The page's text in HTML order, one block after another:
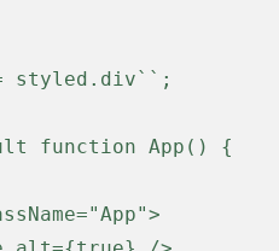
styled.div``;
function App() {